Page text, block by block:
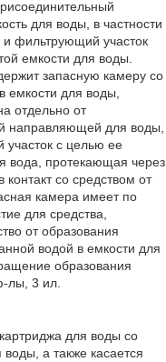
для воды, в частности
и фильтрующий участок
емкости для воды.
запасную камеру со
емкости для воды,
отдельно от
направляющей для воды,
с целью ее
вода, протекающая через
со средством от
камера имеет по
для средства,
от образования
водой в емкости для
образования
лы, 3 ил.
для воды со
а также касается